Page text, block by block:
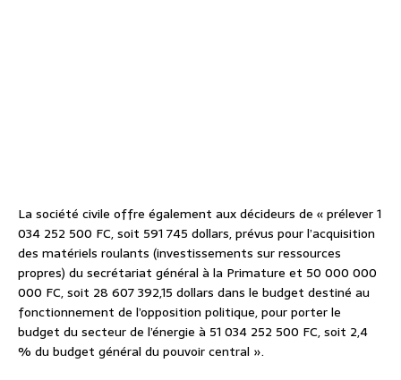
La société civile offre également aux décideurs de « prélever 1
034 252 500 FC, soit 591 745 dollars, prévus pour l’acquisition
des matériels roulants (investissements sur ressources
propres) du secrétariat général à la Primature et 50 000 000
000 FC, soit 28 607 392,15 dollars dans le budget destiné au
fonctionnement de l’opposition politique, pour porter le
budget du secteur de l’énergie à 51 034 252 500 FC, soit 2,4
% du budget général du pouvoir central ».